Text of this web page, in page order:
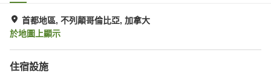
首都地區, 不列顛哥倫比亞, 加拿大
於地圖上顯示
住宿設施